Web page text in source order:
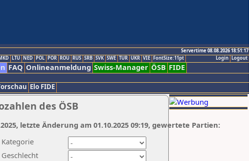
Servertime 08.08.2026 18:51:17
Logout
Login
LTU NED POL POR ROU RUS SRB SVK SWE TUR UKR VIE FontSize:11pt
FAQ Onlineanmeldung Swiss-Manager ÖSB FIDE
Elo FIDE
des ÖSB
Kategorie
Geschlecht
letzte Änderung am 01.10.2025 09:19, gewertete Partien: